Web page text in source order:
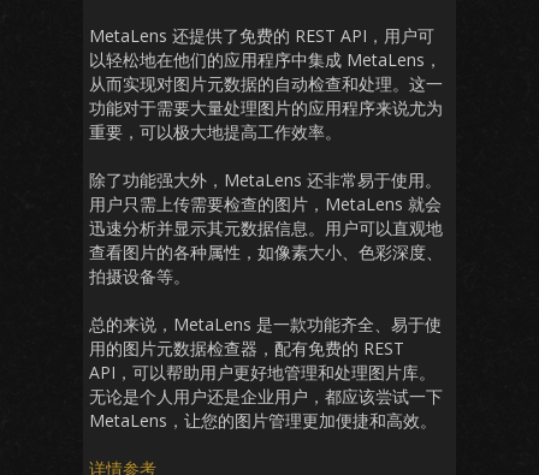
MetaLens 还提供了免费的 REST API，用户可
以轻松地在他们的应用程序中集成 MetaLens，
从而实现对图片元数据的自动检查和处理。这一
功能对于需要大量处理图片的应用程序来说尤为
重要，可以极大地提高工作效率。
除了功能强大外，MetaLens 还非常易于使用。
用户只需上传需要检查的图片，MetaLens 就会
迅速分析并显示其元数据信息。用户可以直观地
查看图片的各种属性，如像素大小、色彩深度、
拍摄设备等。
总的来说，MetaLens 是一款功能齐全、易于使
用的图片元数据检查器，配有免费的 REST
API，可以帮助用户更好地管理和处理图片库。
无论是个人用户还是企业用户，都应该尝试一下
MetaLens，让您的图片管理更加便捷和高效。
详情参考